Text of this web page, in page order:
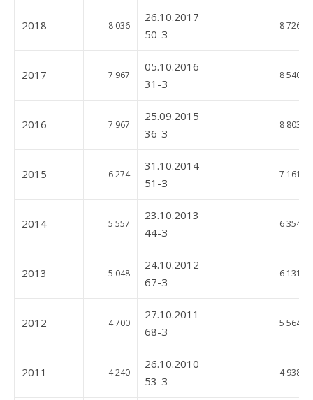
2018 8 036
26.10.2017
50-З
8 726
2017 7 967
05.10.2016
31-З
8 540
2016 7 967
25.09.2015
36-З
8 803
2015 6 274
31.10.2014
51-З
7 161
2014 5 557
23.10.2013
44-З
6 354
2013 5 048
24.10.2012
67-З
6 131
2012 4 700
27.10.2011
68-З
5 564
2011 4 240
26.10.2010
53-З
4 938